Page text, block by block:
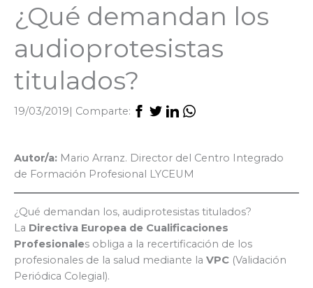
¿Qué demandan los
audioprotesistas
titulados?
19/03/2019| Comparte:
Autor/a: Mario Arranz. Director del Centro Integrado
de Formación Profesional LYCEUM
¿Qué demandan los, audiprotesistas titulados?
La Directiva Europea de Cualificaciones
Profesionales obliga a la recertificación de los
profesionales de la salud mediante la VPC (Validación
Periódica Colegial).